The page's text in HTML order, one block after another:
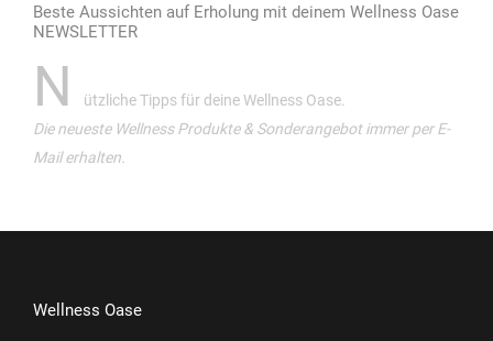
Beste Aussichten auf Erholung mit deinem Wellness Oase
NEWSLETTER
N
ützliche Tipps für deine Wellness Oase.
Die neueste Wellness Produkte & Sonderangebot immer per E-
Mail erhalten.
Wellness Oase